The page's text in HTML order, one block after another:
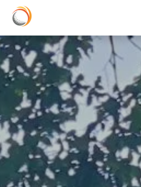
Cookies management panel